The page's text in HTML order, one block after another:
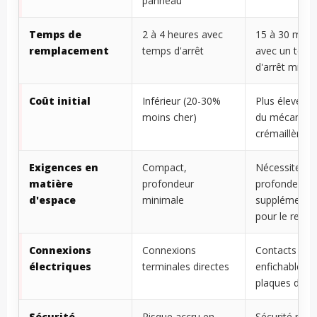
Temps de
remplacement
2 à 4 heures avec
temps d'arrêt
15 à 30
avec un
d'arrêt
Coût initial
Inférieur (20-30%
moins cher)
Plus élevé
du
crémaillère
Exigences en
matière
d'espace
Compact,
profondeur
minimale
Nécessite
profondeur
pour le retrait
Connexions
électriques
Connexions
terminales directes
Contacts
enfichables
plaques